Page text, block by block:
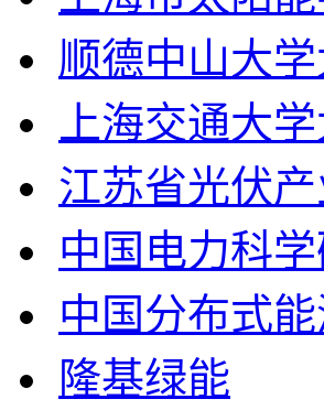
顺德中山大
上海交通大
江苏省光伏
中国电力科
中国分布式能
隆基绿能